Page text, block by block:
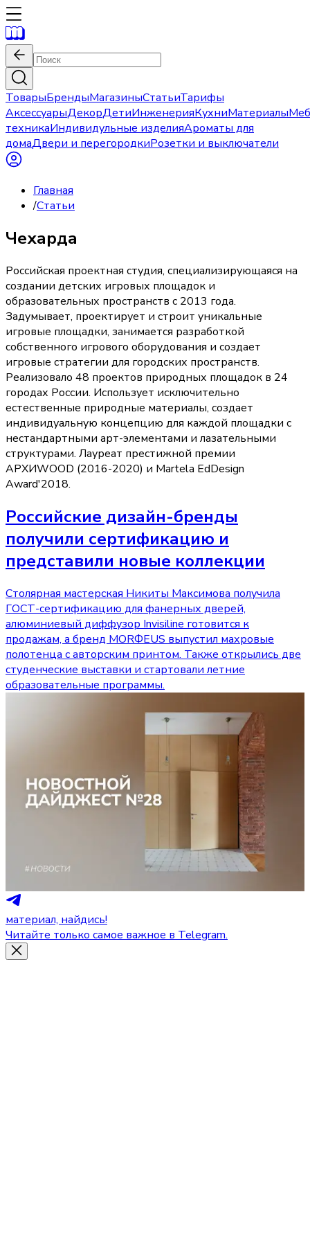
ТоварыБрендыМагазиныСтатьиТарифы
АксессуарыДекорДетиИнженерияКухниМатериалы
техникаИндивидульные изделияАроматы для
домаДвери и перегородкиРозетки и выключатели
Главная
/Статьи
Чехарда
Российская проектная студия, специализирующаяся на
создании детских игровых площадок и
образовательных пространств с 2013 года.
Задумывает, проектирует и строит уникальные
игровые площадки, занимается разработкой
собственного игрового оборудования и создает
игровые стратегии для городских пространств.
Реализовало 48 проектов природных площадок в 24
городах России. Использует исключительно
естественные природные материалы, создает
индивидуальную концепцию для каждой площадки с
нестандартными арт-элементами и лазательными
структурами. Лауреат престижной премии
АРХИWOOD (2016-2020) и Martela EdDesign
Award'2018.
Российские дизайн-бренды
получили сертификацию и
представили новые коллекции
Столярная мастерская Никиты Максимова получила
ГОСТ-сертификацию для фанерных дверей,
алюминиевый диффузор Invisiline готовится к
продажам, а бренд MORФEUS выпустил махровые
полотенца с авторским принтом. Также открылись две
студенческие выставки и стартовали летние
образовательные программы.
материал, найдись!
Читайте только самое важное в Telegram.